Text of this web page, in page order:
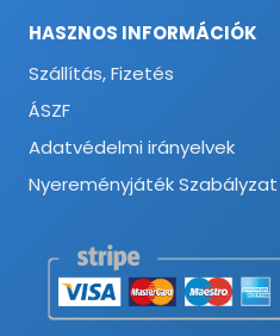
HASZNOS INFORMÁCIÓK
Szállítás, Fizetés
ÁSZF
Adatvédelmi irányelvek
Nyereményjáték